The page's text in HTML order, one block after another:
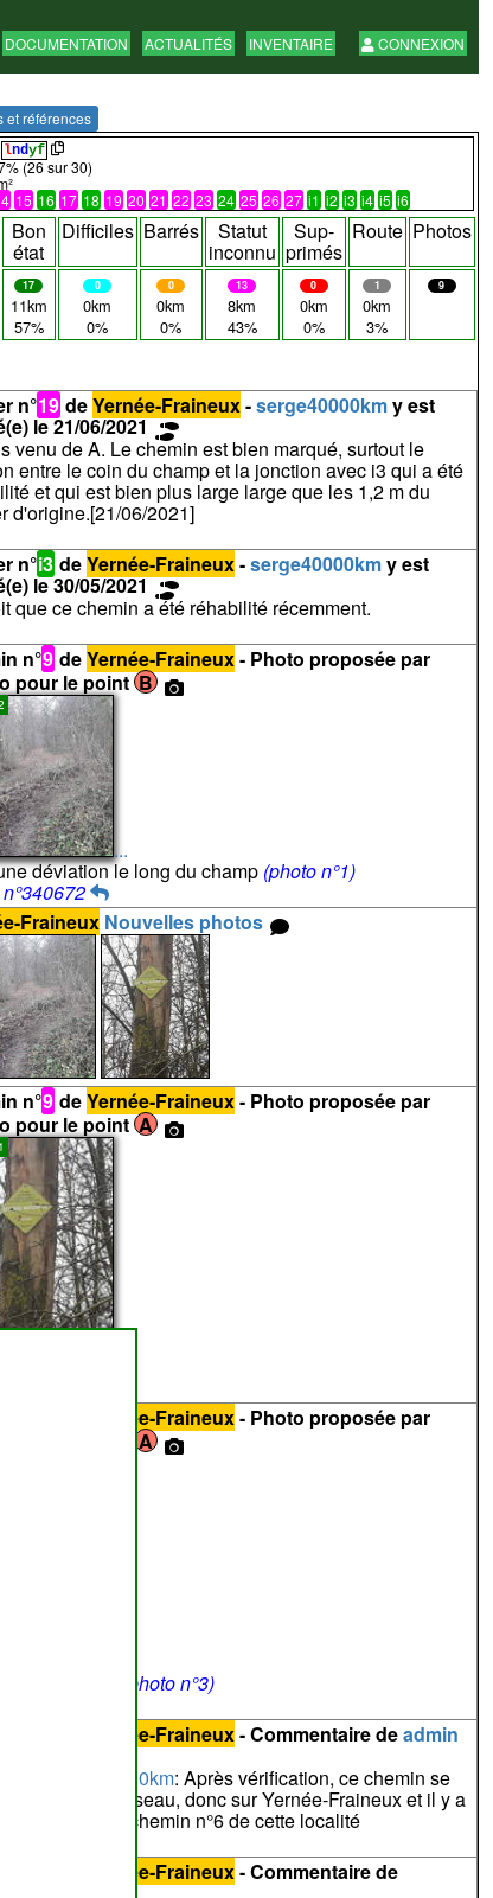
DOCUMENTATION ACTUALITÉS INVENTAIRE CONNEXION
et références
lndyf
(26 sur 30)
15 16 17 18 19 20 21 22 23 24 25 26 27 i1 i2 i3 i4 i5 i6
Bon
état
Difficiles Barrés Statut
inconnu
Sup-
primés
Route Photos
17
11km
57%
0
0km
0%
0
0km
0%
13
8km
43%
0
0km
0%
1
0km
3%
9
n°19 deYernée-Fraineux-serge40000kmy est
le 21/06/2021
venu de A. Le chemin est bien marqué, surtout le
entre le coin du champ et la jonction avec i3 qui a été
et qui est bien plus large large que les 1,2 m du
d'origine.[21/06/2021]
n°i3 deYernée-Fraineux-serge40000kmy est
le 30/05/2021
que ce chemin a été réhabilité récemment.
n°9 deYernée-Fraineux- Photo proposée par
pour le point B
...
déviation le long du champ (photo n°1)
Fraineux Nouvelles photos
n°9 deYernée-Fraineux- Photo proposée par
pour le point A
Yernée-Fraineux- Photo proposée par
A
(photo n°3)
Yernée-Fraineux- Commentaire deadmin
serge40000km: Après vérification, ce chemin se
au nord du ruisseau, donc sur Yernée-Fraineux et il y a
avec le chemin n°6 de cette localité
Yernée-Fraineux- Commentaire de